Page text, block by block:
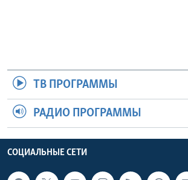
ТВ ПРОГРАММЫ
РАДИО ПРОГРАММЫ
СОЦИАЛЬНЫЕ СЕТИ